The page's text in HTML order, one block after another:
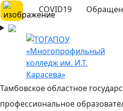
COVID19
Тамбовское областное
профессиональное